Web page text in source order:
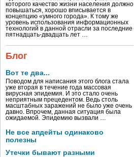
которого качество жизни населения должно
повышаться, хорошо вписывается в
концепцию «умного города». К тому же
уровень использования информационных
технологий в данной отрасли за последние
пятнадцать-двадцать лет …
Блог
Вот те два...
Поводом для написания этого блога стала
уже вторая в течение года массовая
вирусная эпидемия. И это стало очень
неприятным прецедентом. Ведь столь
масштабных заражений не было уже очень
давно. Впрочем, данная ситуация была
ожидаемой. Эпидемию вызвали …
Не все апдейты одинаково
полезны
Утечки бывают разными